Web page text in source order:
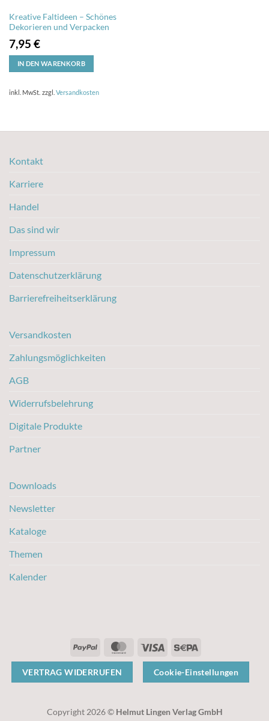
Kreative Faltideen – Schönes
Dekorieren und Verpacken
7,95 €
IN DEN WARENKORB
inkl. MwSt. zzgl. Versandkosten
Kontakt
Karriere
Handel
Das sind wir
Impressum
Datenschutzerklärung
Barrierefreiheitserklärung
Versandkosten
Zahlungsmöglichkeiten
AGB
Widerrufsbelehrung
Digitale Produkte
Partner
Downloads
Newsletter
Kataloge
Themen
Kalender
PayPal MasterCard
Visa Sepa
VERTRAG WIDERRUFEN Cookie-Einstellungen
Copyright 2026 © Helmut Lingen Verlag GmbH